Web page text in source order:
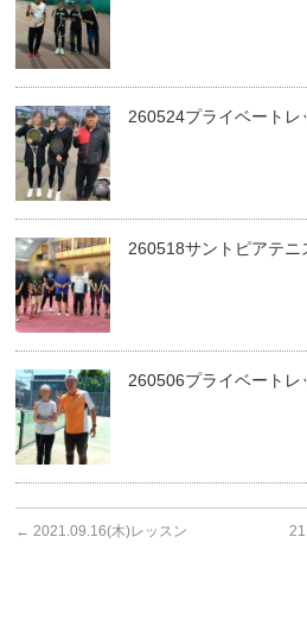
260524プライベートレ
260518サントピアテニ
260506プライベートレ
← 2021.09.16(木)レッスン